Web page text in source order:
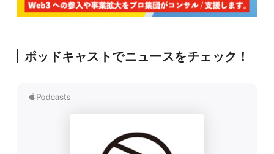
ポッドキャストでニュースをチェック！